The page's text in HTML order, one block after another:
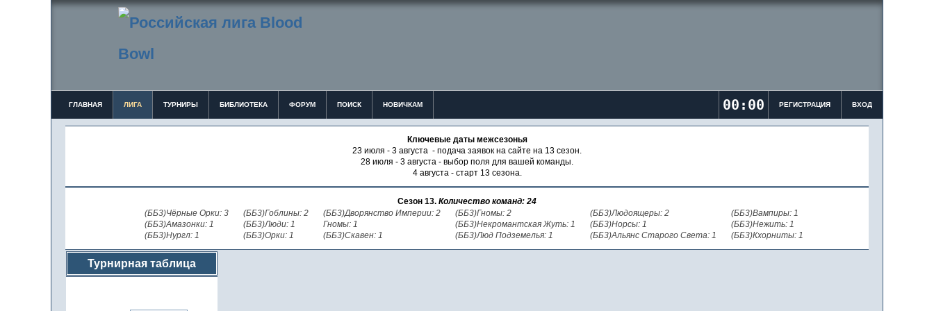
ГЛАВНАЯ ЛИГА ТУРНИРЫ БИБЛИОТЕКА ФОРУМ ПОИСК НОВИЧКАМ 00:00 РЕГИСТРАЦИЯ ВХОД
Ключевые даты межсезонья
23 июля - 3 августа - подача заявок на сайте на 13 сезон.
28 июля - 3 августа - выбор поля для вашей команды.
4 августа - старт 13 сезона.
Сезон 13. Количество команд: 24
(ББ3)Чёрные Орки: 3
(ББ3)Амазонки: 1
(ББ3)Нургл: 1
(ББ3)Гоблины: 2
(ББ3)Люди: 1
(ББ3)Орки: 1
(ББ3)Дворянство Империи: 2
Гномы: 1
(ББ3)Скавен: 1
(ББ3)Гномы: 2
(ББ3)Некромантская Жуть: 1
(ББ3)Люд Подземелья: 1
(ББ3)Людоящеры: 2
(ББ3)Норсы: 1
(ББ3)Альянс Старого Света: 1
(ББ3)Вампиры: 1
(ББ3)Нежить: 1
(ББ3)Кхорниты: 1
Турнирная таблица